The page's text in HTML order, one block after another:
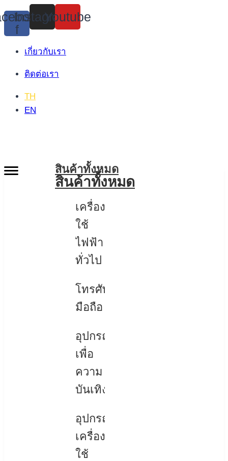
Skip
to
content
f
Instagram
Youtube
เกี่ยวกับเรา
ติดต่อเรา
TH
EN
สินค้าทั้งหมด
สินค้าทั้งหมด
เครื่อง
ใช้
ไฟฟ้า
ทั่วไป
โทรศัพท์
มือถือ
อุปกรณ์
เพื่อ
ความ
บันเทิง
อุปกรณ์
เครื่อง
ใช้